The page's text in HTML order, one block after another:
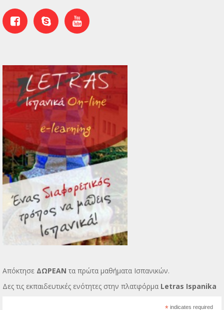
Απόκτησε ΔΩΡΕΑΝ τα πρώτα μαθήματα Ισπανικών.
Δες τις εκπαιδευτικές ενότητες στην πλατφόρμα Letras Ispanika
indicates required